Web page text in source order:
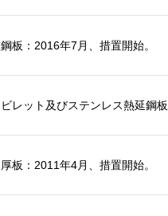
板：2016年7月、措置開始。
レット及びステンレス熱延鋼
板：2011年4月、措置開始。